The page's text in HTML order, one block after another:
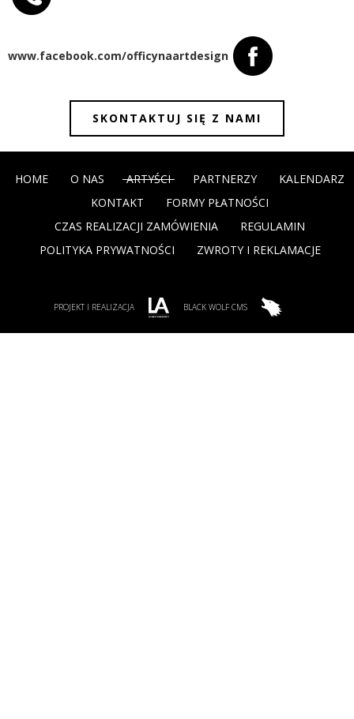
www.facebook.com/officynaartdesign
SKONTAKTUJ SIĘ Z NAMI
HOME O NAS ARTYŚCI PARTNERZY
KALENDARZ
KONTAKT
FORMY PŁATNOŚCI
CZAS REALIZACJI ZAMÓWIENIA
REGULAMIN
POLITYKA PRYWATNOŚCI
ZWROTY I REKLAMACJE
PROJEKT I REALIZACJA BLACK WOLF CMS